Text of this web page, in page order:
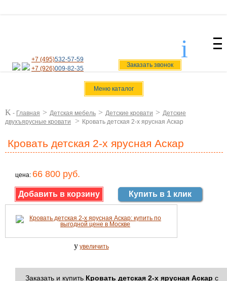
+7 (495)532-57-59
+7 (926)009-82-35 Заказать звонок
i
Меню каталог
K - Главная > Детская мебель > Детские кровати > Детские
двухъярусные кровати
> Кровать детская 2-х ярусная Аскар
Кровать детская 2-х ярусная Аскар
цена: 66 800 руб.
Купить в 1 клик
y увеличить
Заказать и купить Кровать детская 2-х ярусная Аскар с